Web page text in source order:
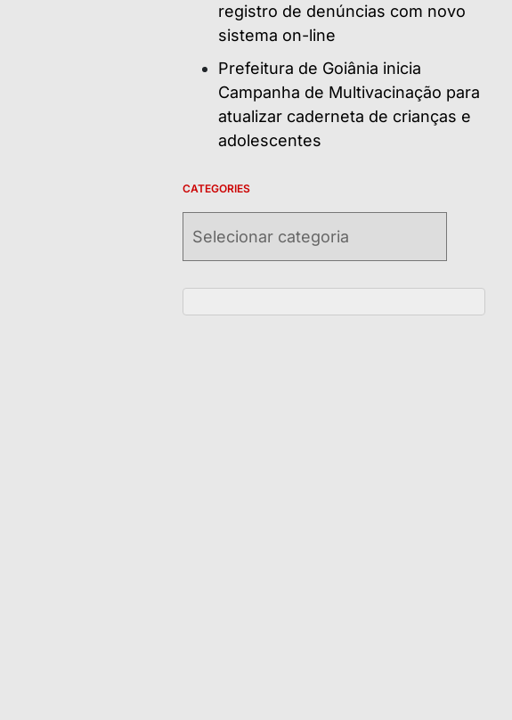
registro de denúncias com novo
sistema on-line
Prefeitura de Goiânia inicia
Campanha de Multivacinação para
atualizar caderneta de crianças e
adolescentes
CATEGORIES